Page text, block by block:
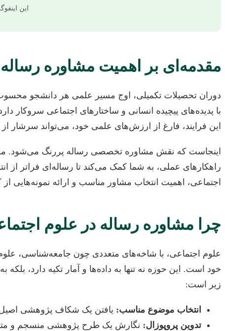
این
مقدمه‌ای بر اهمیت مشاوره
دوران تحصیلات تکمیلی، اوج مسیر علمی هر دانشجو
با پدیده‌های پیچیده انسانی و ساختارهای اجتماعی
این فرایند، فارغ از ارزش‌های علمی خود، می‌تواند سرشار
اینجاست که نقش مشاوره تخصصی رساله پررنگ می‌شود.
راهکارهای عملی، به شما کمک می‌کند تا رساله‌ای فراتر از
اجتماعی، اهمیت انتخاب مشاور مناسب و ارائه نمونه‌هایی
چرا مشاوره رساله در علوم
علوم اجتماعی، با شاخه‌های متعددی چون جامعه‌شناسی،
خود است. این حوزه نه تنها به داده‌ها و آمار تکیه دارد،
زیر است:
انتخاب موضوع مناسب: یافتن یک شکاف پژوهشی اصیل
تدوین پروپوزال: نگارش یک طرح پژوهشی منسجم و